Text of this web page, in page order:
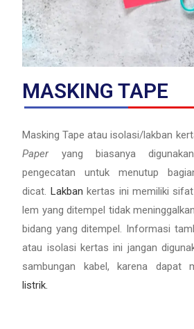
MASKING TAPE
Masking Tape atau isolasi/lakban
Paperyang biasanya
pengecatan untuk menutup
dicat. Lakban kertas ini memiliki
lem yang ditempel tidak
bidang yang ditempel. Informasi
atau isolasi kertas ini jangan
sambungan kabel, karena dapat
listrik.